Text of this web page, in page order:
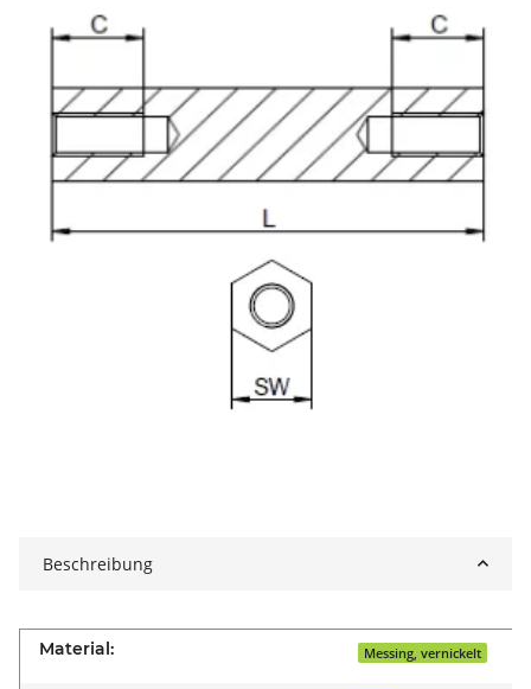
Beschreibung
Material: Messing, vernickelt